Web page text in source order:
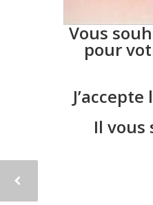
Vous
pour
Il vous